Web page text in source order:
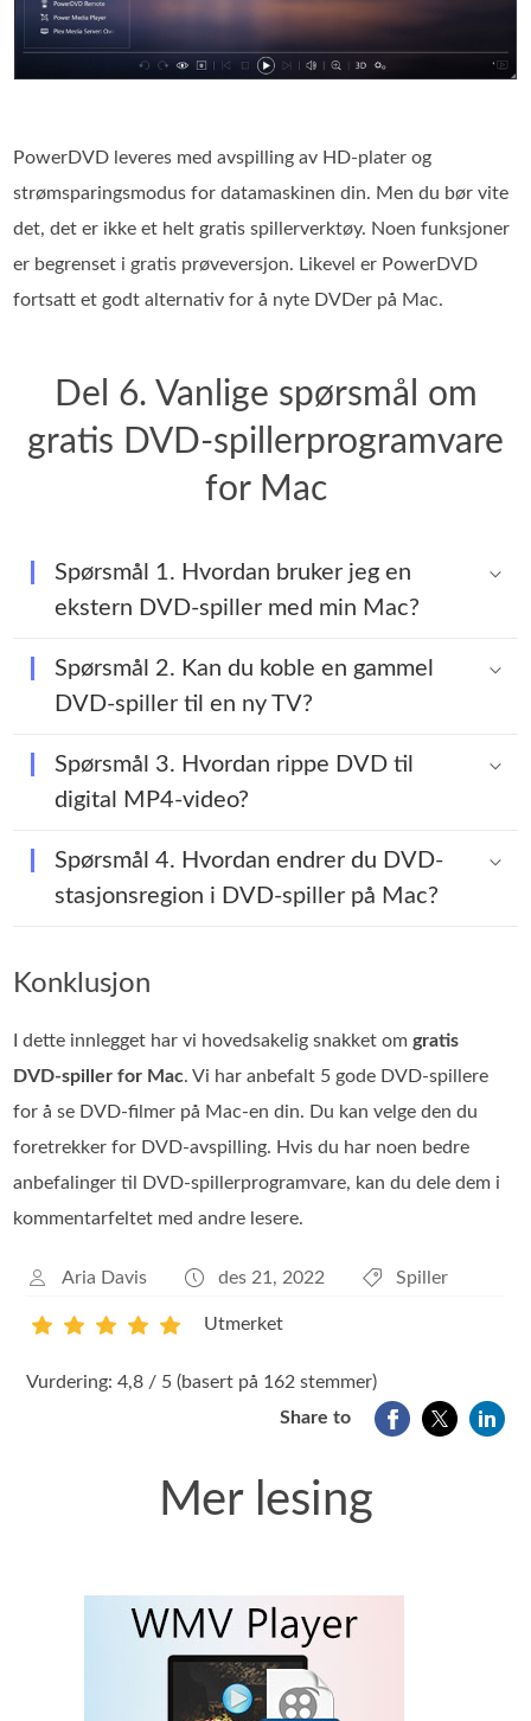
PowerDVD leveres med avspilling av HD-plater og
strømsparingsmodus for datamaskinen din. Men du bør vite
det, det er ikke et helt gratis spillerverktøy. Noen funksjoner
er begrenset i gratis prøveversjon. Likevel er PowerDVD
fortsatt et godt alternativ for å nyte DVDer på Mac.
Del 6. Vanlige spørsmål om
gratis DVD-spillerprogramvare
for Mac
Spørsmål 1. Hvordan bruker jeg en
ekstern DVD-spiller med min Mac?
Spørsmål 2. Kan du koble en gammel
DVD-spiller til en ny TV?
Spørsmål 3. Hvordan rippe DVD til
digital MP4-video?
Spørsmål 4. Hvordan endrer du DVD-
stasjonsregion i DVD-spiller på Mac?
Konklusjon
I dette innlegget har vi hovedsakelig snakket omgratis
DVD‑spiller for Mac. Vi har anbefalt 5 gode DVD‑spillere
for å se DVD‑filmer på Mac‑en din. Du kan velge den du
foretrekker for DVD‑avspilling. Hvis du har noen bedre
anbefalinger til DVD‑spillerprogramvare, kan du dele dem i
kommentarfeltet med andre lesere.
Aria Davis des 21, 2022 Spiller
Utmerket
Vurdering: 4,8 / 5 (basert på 162 stemmer)
Share to
Mer lesing